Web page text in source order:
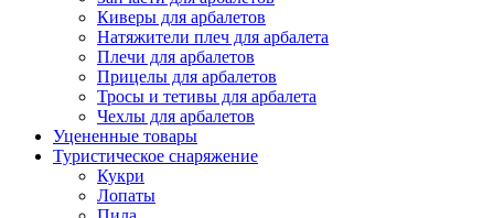
Киверы для арбалетов
Натяжители плеч для арбалета
Плечи для арбалетов
Прицелы для арбалетов
Тросы и тетивы для арбалета
Чехлы для арбалетов
Уцененные товары
Туристическое снаряжение
Кукри
Лопаты